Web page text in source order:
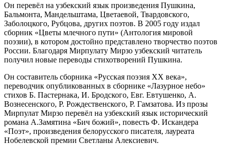
Он перевёл на узбекский язык произведения Пушкина,
Бальмонта, Мандельштама, Цветаевой, Твардовского,
Заболоцкого, Рубцова, других поэтов. В 2005 году издал
сборник «Цветы млечного пути» (Антология мировой
поэзии), в котором достойно представлено творчество поэтов
России. Благодаря Мирпулату Мирзо узбекский читатель
получил новые переводы стихотворений Пушкина.
Он составитель сборника «Русская поэзия ХХ века»,
переводчик опубликованных в сборнике «Лазурное небо»
стихов Б. Пастернака, И. Бродского, Евг. Евтушенко, А.
Вознесенского, Р. Рождественского, Р. Гамзатова. Из прозы
Мирпулат Мирзо перевёл на узбекский язык исторический
романа А.Замятина «Бич божий», повесть Ф. Искандера
«Поэт», произведения белорусского писателя, лауреата
Нобелевской премии Светланы Алексиевич.